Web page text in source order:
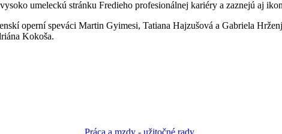
umeleckú stránku Fredieho profesionálnej kariéry a zaznejú aj
operní speváci Martin Gyimesi, Tatiana Hajzušová a Gabriela
Kokoša.